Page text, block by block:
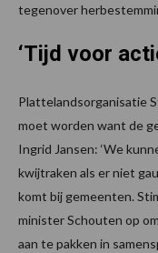
tegenover
‘Tijd voor
Plattelandsorganisatie
moet worden want de
Ingrid Jansen: ‘We
kwijtraken als er niet
komt bij gemeenten.
minister Schouten op
aan te pakken in